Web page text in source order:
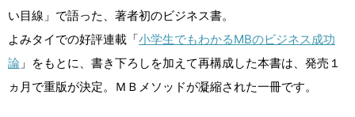
い目線」で語った、著者初のビジネス書。
よみタイでの好評連載「小学生でもわかるMBのビジネス成功
論 」をもとに、書き下ろしを加えて再構成した本書は、発売１
ヵ月で重版が決定。ＭＢメソッドが凝縮された一冊です。